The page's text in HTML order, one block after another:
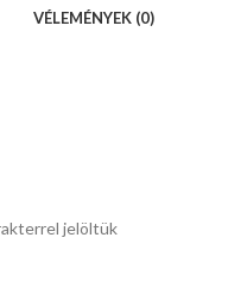
VÉLEMÉNYEK (0)
jelöltük